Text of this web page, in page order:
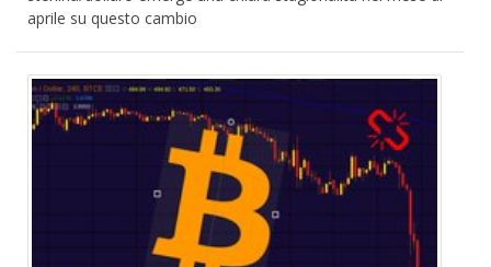
aprile su questo cambio